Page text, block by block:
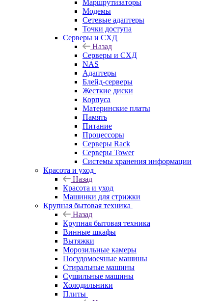
Маршрутизаторы
Модемы
Сетевые адаптеры
Точки доступа
Серверы и СХД
Назад
Серверы и СХД
NAS
Адаптеры
Блейд-серверы
Жесткие диски
Корпуса
Материнские платы
Память
Питание
Процессоры
Серверы Rack
Серверы Tower
Системы хранения информации
Красота и уход
Назад
Красота и уход
Машинки для стрижки
Крупная бытовая техника
Назад
Крупная бытовая техника
Винные шкафы
Вытяжки
Морозильные камеры
Посудомоечные машины
Стиральные машины
Сушильные машины
Холодильники
Плиты